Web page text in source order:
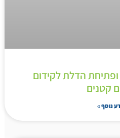
הדלת לקידום
קטנים
נוסף »